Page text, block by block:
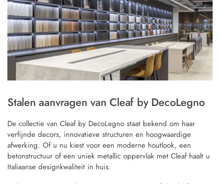
Stalen aanvragen van Cleaf by DecoLegno
De collectie van Cleaf by DecoLegno staat bekend om haar
verfijnde decors, innovatieve structuren en hoogwaardige
afwerking. Of u nu kiest voor een moderne houtlook, een
betonstructuur of een uniek metallic oppervlak met Cleaf haalt u
Italiaanse designkwaliteit in huis.